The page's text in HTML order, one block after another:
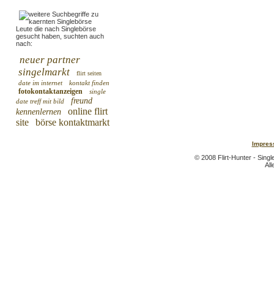
Leute die nach Singlebörse
gesucht haben, suchten auch
nach:
neuer partner
singelmarkt
flirt seiten
date im internet kontakt finden
fotokontaktanzeigen
single
date treff mit bild
freund
kennenlernen
online flirt
site
börse kontaktmarkt
© 2008 Flirt-Hunter -